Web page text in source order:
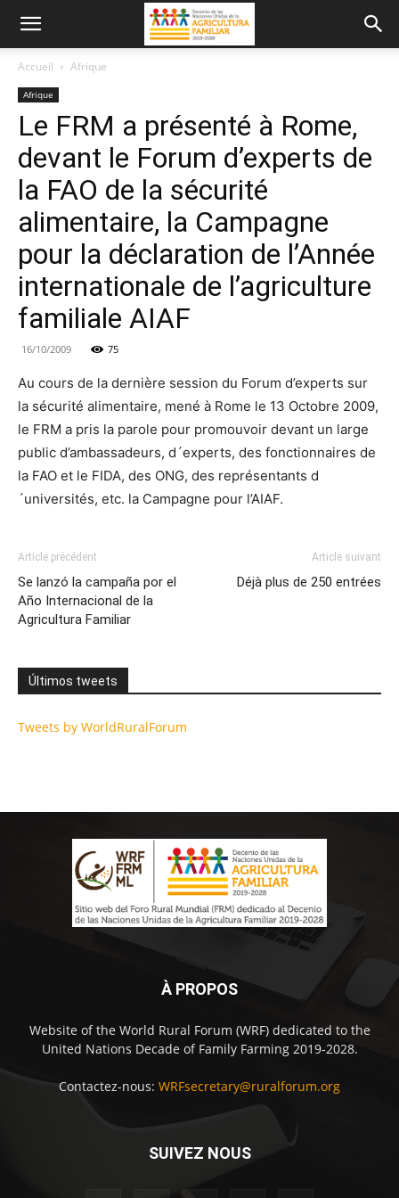
Accueil Afrique
Afrique
Le FRM a présenté à Rome,
devant le Forum d’experts de
la FAO de la sécurité
alimentaire, la Campagne
pour la déclaration de l’Année
internationale de l’agriculture
familiale AIAF
16/10/2009 75
Au cours de la dernière session du Forum d’experts sur
la sécurité alimentaire, mené à Rome le 13 Octobre 2009,
le FRM a pris la parole pour promouvoir devant un large
public d’ambassadeurs, d´experts, des fonctionnaires de
la FAO et le FIDA, des ONG, des représentants d
´universités, etc. la Campagne pour l’AIAF.
Article précédent
Se lanzó la campaña por el
Año Internacional de la
Agricultura Familiar
Article suivant
Déjà plus de 250 entrées
Últimos tweets
Tweets by WorldRuralForum
À PROPOS
Website of the World Rural Forum (WRF) dedicated to the
United Nations Decade of Family Farming 2019-2028.
Contactez-nous: WRFsecretary@ruralforum.org
SUIVEZ NOUS